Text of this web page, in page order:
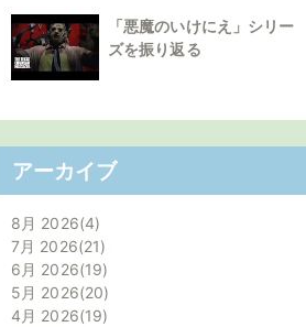
「悪魔のいけにえ」シリー
ズを振り返る
アーカイブ
8月 2026 4
7月 2026 21
6月 2026 19
5月 2026 20
4月 2026 19